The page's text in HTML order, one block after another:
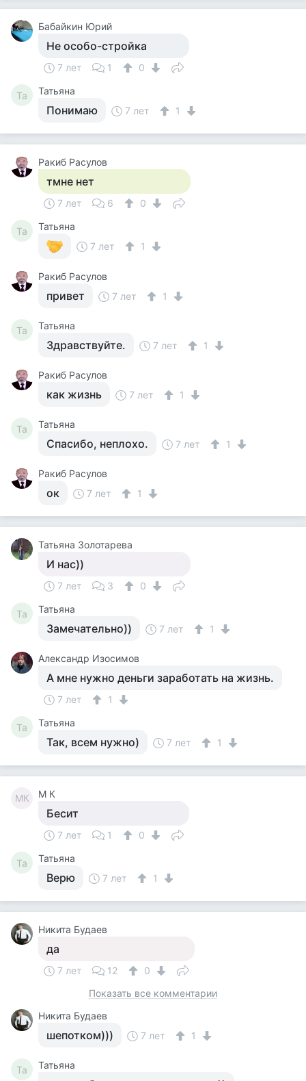
Бабайкин Юрий
Не особо-стройка
7 лет 1 0
Та Татьяна
Понимаю 7 лет 1
Ракиб Расулов
тмне нет
7 лет 6 0
Та
Татьяна
7 лет
1
Ракиб Расулов
привет 7 лет 1
Та Татьяна
Здравствуйте. 7 лет 1
Ракиб Расулов
как жизнь 7 лет 1
Та Татьяна
Спасибо, неплохо. 7 лет 1
Ракиб Расулов
ок 7 лет 1
Татьяна Золотарева
И нас))
7 лет 3 0
Та Татьяна
Замечательно)) 7 лет 1
Александр Изосимов
А мне нужно деньги заработать на жизнь.
7 лет 1
Та Татьяна
Так, всем нужно) 7 лет 1
MК M К
Бесит
7 лет 1 0
Та Татьяна
Верю 7 лет 1
Никита Будаев
да
7 лет 12
0
Показать все комментарии
Никита Будаев
шепотком))) 7 лет 1
Та Татьяна